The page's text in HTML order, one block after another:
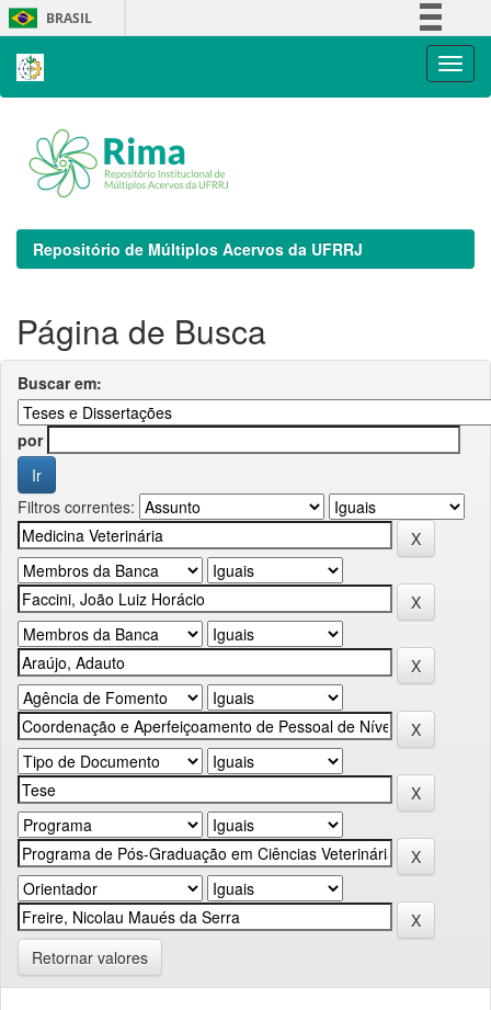
Skip
navigation
BRASIL
Repositório de Múltiplos Acervos da UFRRJ
Página de Busca
Buscar em:
por
Filtros correntes:
Retornar valores